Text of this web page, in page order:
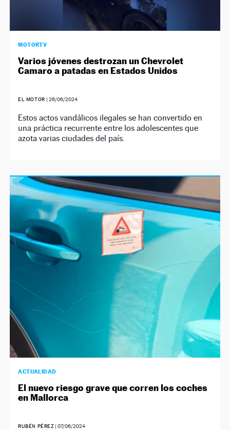
MOTORTV
Varios jóvenes destrozan un Chevrolet
Camaro a patadas en Estados Unidos
EL MOTOR | 26/06/2024
Estos actos vandálicos ilegales se han convertido en
una práctica recurrente entre los adolescentes que
azota varias ciudades del país.
ACTUALIDAD
El nuevo riesgo grave que corren los coches
en Mallorca
RUBÉN PÉREZ |07/06/2024